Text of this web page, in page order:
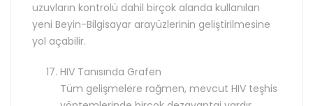
uzuvların kontrolü dahil birçok alanda kullanılan
yeni Beyin-Bilgisayar arayüzlerinin geliştirilmesine
yol açabilir.
HIV Tanısında Grafen
Tüm gelişmelere rağmen, mevcut HIV teşhis